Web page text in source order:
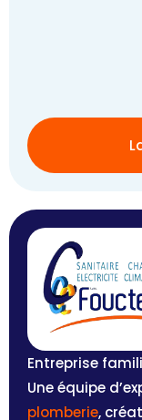
Entreprise
Une équipe
plomberie,